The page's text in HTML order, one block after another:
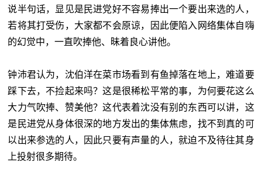
说半句话，显见是民进党好不容易捧出一个要出来选的人，
若将其打受伤，大家都不会原谅，因此便陷入网络集体自嗨
的幻觉中，一直吹捧他、昧着良心讲他。
钟沛君认为，沈伯洋在菜市场看到有鱼掉落在地上，难道要
踩下去，不捡起来吗？这是很稀松平常的事，为何要花这么
大力气吹捧、赞美他？这代表着沈没有别的东西可以讲，这
是民进党从身体很深的地方发出的集体焦虑，找不到真的可
以出来参选的人，因此只要有声量的人，就迫不及待往其身
上投射很多期待。